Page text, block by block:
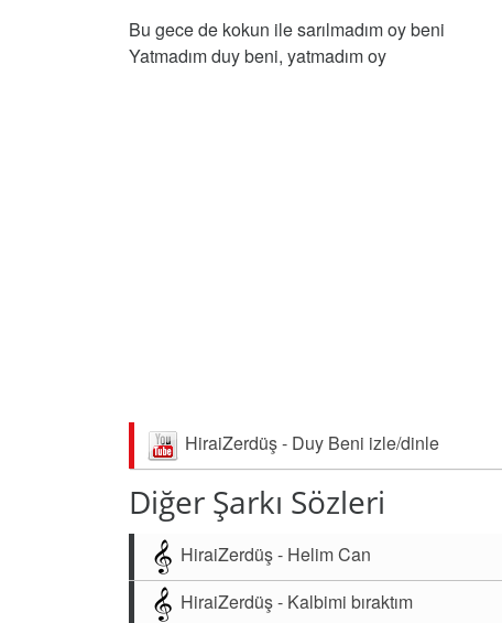
Bu gece de kokun ile sarılmadım oy beni
Yatmadım duy beni, yatmadım oy
HiraiZerdüş - Duy Beni izle/dinle
Diğer Şarkı Sözleri
HiraiZerdüş - Helim Can
HiraiZerdüş - Kalbimi bıraktım